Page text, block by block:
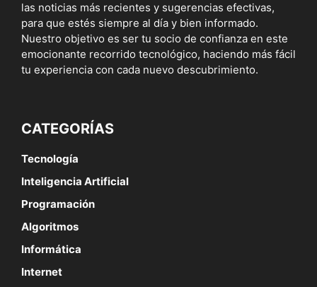
las noticias más recientes y sugerencias efectivas,
para que estés siempre al día y bien informado.
Nuestro objetivo es ser tu socio de confianza en este
emocionante recorrido tecnológico, haciendo más fácil
tu experiencia con cada nuevo descubrimiento.
CATEGORÍAS
Tecnología
Inteligencia Artificial
Programación
Algoritmos
Informática
Internet